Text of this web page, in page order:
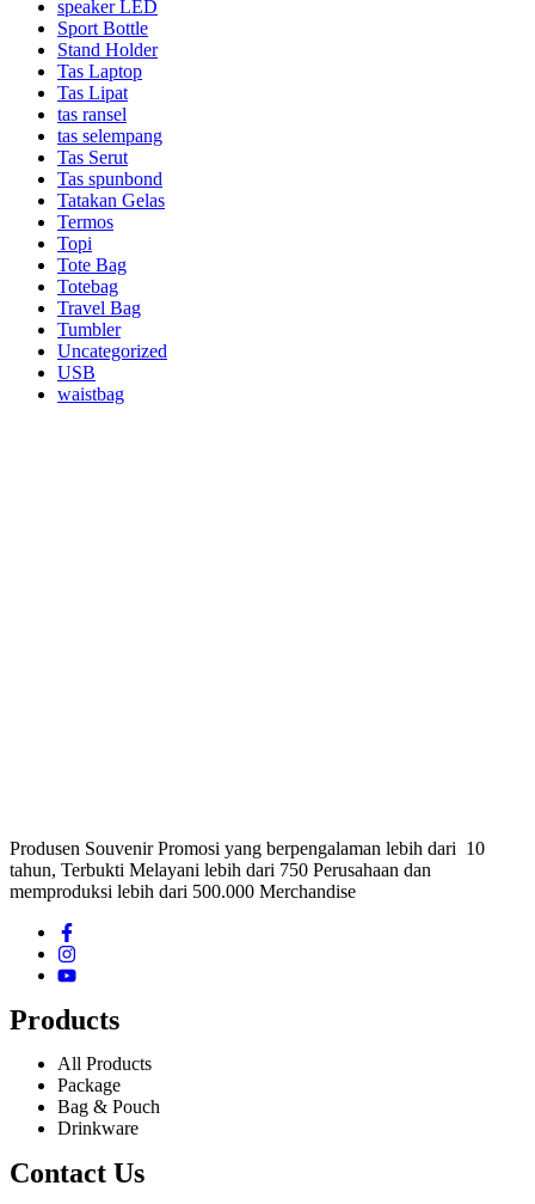
speaker LED
Sport Bottle
Stand Holder
Tas Laptop
Tas Lipat
tas ransel
tas selempang
Tas Serut
Tas spunbond
Tatakan Gelas
Termos
Topi
Tote Bag
Totebag
Travel Bag
Tumbler
Uncategorized
USB
waistbag
Produsen Souvenir Promosi yang berpengalaman lebih dari 10
tahun, Terbukti Melayani lebih dari 750 Perusahaan dan
memproduksi lebih dari 500.000 Merchandise
Products
All Products
Package
Bag & Pouch
Drinkware
Contact Us